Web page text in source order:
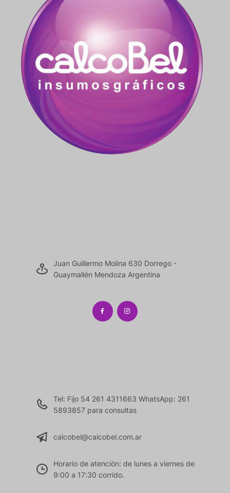
Juan Guillermo Molina 630 Dorrego -
Guaymallén Mendoza Argentina
Tel: Fijo 54 261 4311663 WhatsApp: 261
5893857 para consultas
calcobel@calcobel.com.ar
Horario de atención: de lunes a viernes de
9:00 a 17:30 corrido.